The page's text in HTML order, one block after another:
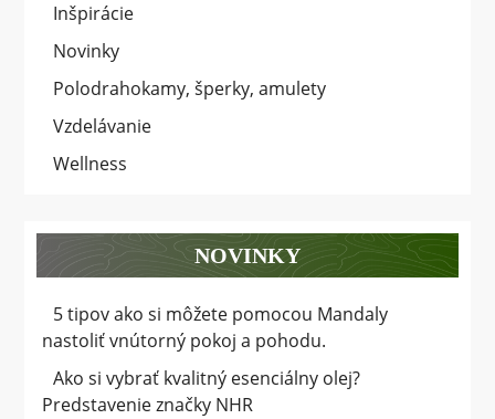
Inšpirácie
Novinky
Polodrahokamy, šperky, amulety
Vzdelávanie
Wellness
NOVINKY
5 tipov ako si môžete pomocou Mandaly
nastoliť vnútorný pokoj a pohodu.
Ako si vybrať kvalitný esenciálny olej?
Predstavenie značky NHR